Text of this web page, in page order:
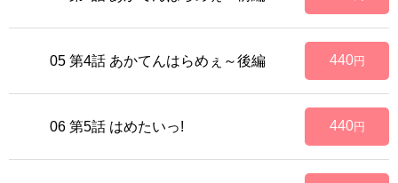
05 第4話 あかてんはらめぇ～後編 440円
06 第5話 はめたいっ! 440円